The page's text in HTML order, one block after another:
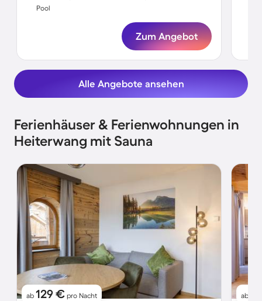
Pool
Zum Angebot
Alle Angebote ansehen
Ferienhäuser & Ferienwohnungen in
Heiterwang mit Sauna
ab 129 € pro Nacht ab